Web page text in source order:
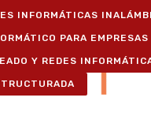
INFORMÁTICAS
PARA EMPRESAS
Y REDES